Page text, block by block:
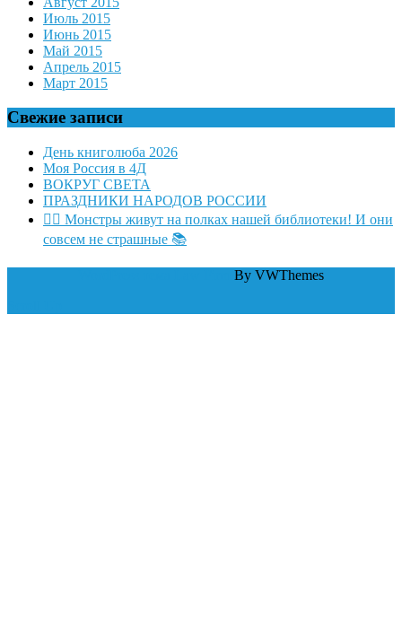
Июль 2015
Июнь 2015
Май 2015
Апрель 2015
Март 2015
Свежие записи
День книголюба 2026
Моя Россия в 4Д
ВОКРУГ СВЕТА
ПРАЗДНИКИ НАРОДОВ РОССИИ
🧛‍♂ Монстры живут на полках нашей библиотеки! И они
совсем не страшные 📚
By VWThemes